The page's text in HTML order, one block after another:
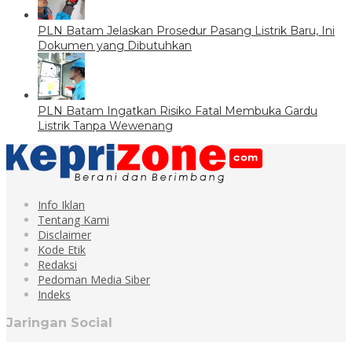
PLN Batam Jelaskan Prosedur Pasang Listrik Baru, Ini
Dokumen yang Dibutuhkan
PLN Batam Ingatkan Risiko Fatal Membuka Gardu
Listrik Tanpa Wewenang
Info Iklan
Tentang Kami
Disclaimer
Kode Etik
Redaksi
Pedoman Media Siber
Indeks
Jaringan Social